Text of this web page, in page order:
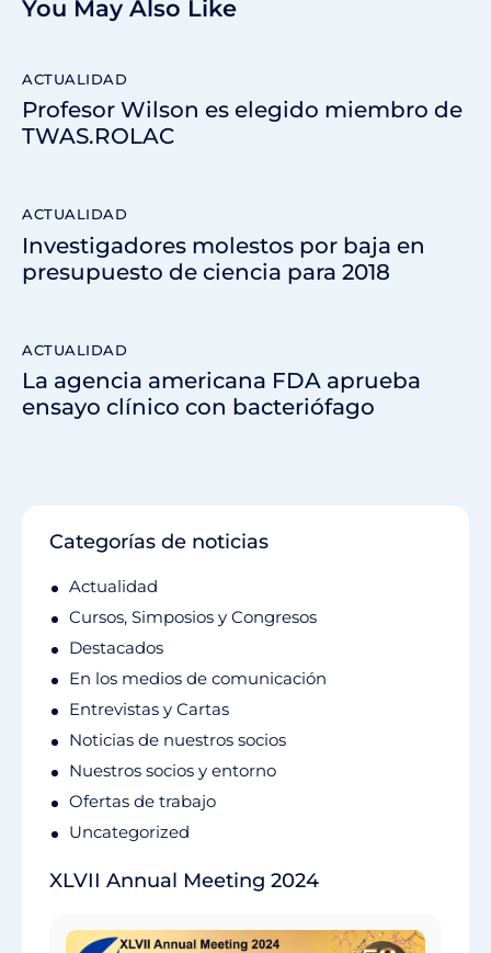
You May Also Like
ACTUALIDAD
Profesor Wilson es elegido miembro de
TWAS.ROLAC
ACTUALIDAD
Investigadores molestos por baja en
presupuesto de ciencia para 2018
ACTUALIDAD
La agencia americana FDA aprueba
ensayo clínico con bacteriófago
Categorías de noticias
Actualidad
Cursos, Simposios y Congresos
Destacados
En los medios de comunicación
Entrevistas y Cartas
Noticias de nuestros socios
Nuestros socios y entorno
Ofertas de trabajo
Uncategorized
XLVII Annual Meeting 2024